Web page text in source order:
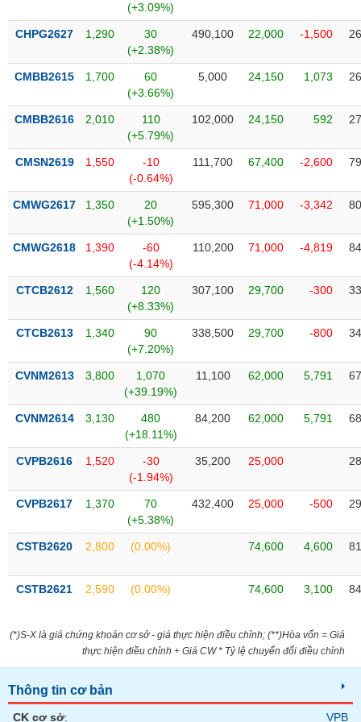
(+3.09%)
CHPG2627 1,290
30
(+2.38%)
490,100 22,000 -1,500
CMBB2615 1,700
60
(+3.66%)
5,000 24,150 1,073
CMBB2616 2,010
110
(+5.79%)
102,000 24,150 592
CMSN2619 1,550
-10
(-0.64%)
111,700 67,400 -2,600
CMWG2617 1,350
20
(+1.50%)
595,300 71,000 -3,342
CMWG2618 1,390
-60
(-4.14%)
110,200 71,000 -4,819
CTCB2612 1,560
120
(+8.33%)
307,100 29,700 -300
CTCB2613 1,340
90
(+7.20%)
338,500 29,700 -800
CVNM2613 3,800
1,070
(+39.19%)
11,100 62,000 5,791
CVNM2614 3,130
480
(+18.11%)
84,200 62,000 5,791
CVPB2616 1,520
-30
(-1.94%)
35,200 25,000
CVPB2617 1,370
70
(+5.38%)
432,400 25,000 -500
CSTB2620 2,800 (0.00%) 74,600 4,600
CSTB2621 2,590 (0.00%) 74,600 3,100
(*)S-X là giá chứng khoán cơ sở - giá thực hiện điều chỉnh; (**)Hòa vốn = Giá
thực hiện điều chỉnh + Giá CW * Tỷ lệ chuyển đổi điều chỉnh
Thông tin cơ bản
CK cơ sở:
VPB
TÀI
TIN
VỤ
THÔNG
TIỆN
ÍCH
BẤT
SẢN
chứng
khoán
Tất cả Cổ phiếu Chứng